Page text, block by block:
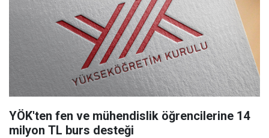
YÖK'ten fen ve mühendislik öğrencilerine 14
milyon TL burs desteği